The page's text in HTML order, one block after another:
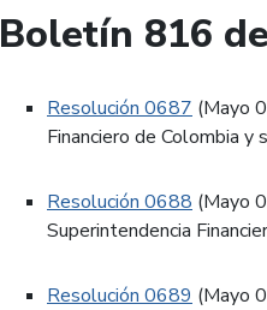
Boletín 816
Resolución 0687 (Mayo
Financiero de Colombia y
Resolución 0688 (Mayo
Superintendencia
Resolución 0689 (Mayo